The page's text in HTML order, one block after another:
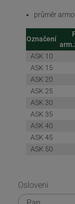
průměr
Označení
ASK 10
ASK 15
ASK 20
ASK 25
ASK 30
ASK 35
ASK 40
ASK 45
ASK 50
Oslovení